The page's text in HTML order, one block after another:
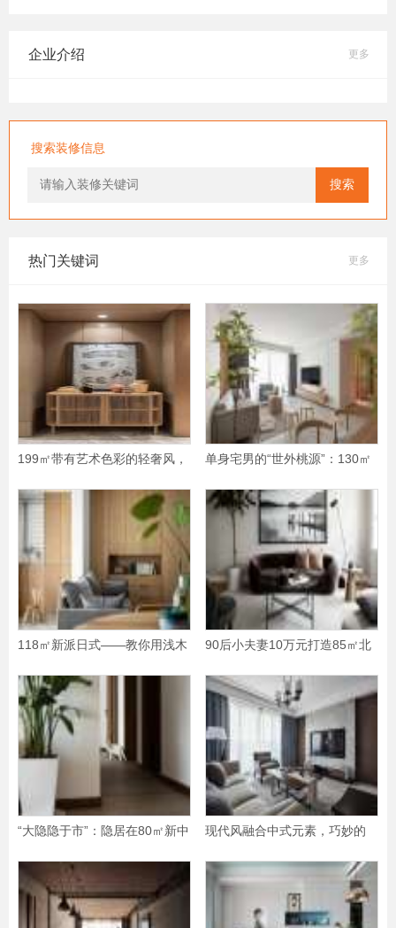
企业介绍 更多
搜索装修信息
搜索
热门关键词 更多
199㎡带有艺术色彩的轻奢风，
单身宅男的“世外桃源”：130㎡
118㎡新派日式——教你用浅木
90后小夫妻10万元打造85㎡北
“大隐隐于市”：隐居在80㎡新中
现代风融合中式元素，巧妙的